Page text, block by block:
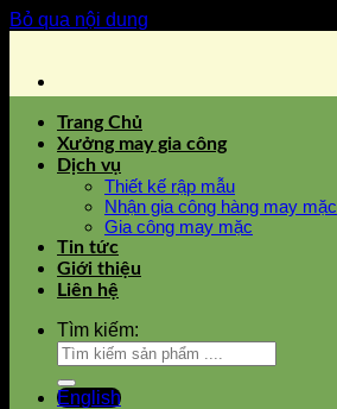
Bỏ qua nội dung
Trang Chủ
Xưởng may gia công
Dịch vụ
Thiết kế rập mẫu
Nhận gia công hàng may mặc
Gia công may mặc
Tin tức
Giới thiệu
Liên hệ
Tìm kiếm:
English